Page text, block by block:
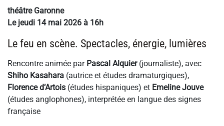
théâtre Garonne
Le jeudi 14 mai 2026 à 16h
Le feu en scène. Spectacles, énergie, lumières
Rencontre animée par Pascal Alquier(journaliste), avec
Shiho Kasahara (autrice et études dramaturgiques),
Florence d’Artois (études hispaniques) et Emeline Jouve
(études anglophones), interprétée en langue des signes
française